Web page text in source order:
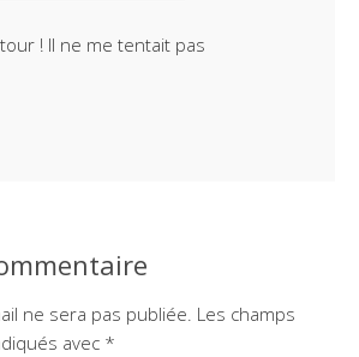
! Il ne me tentait pas
ne sera pas publiée. Les champs
avec *